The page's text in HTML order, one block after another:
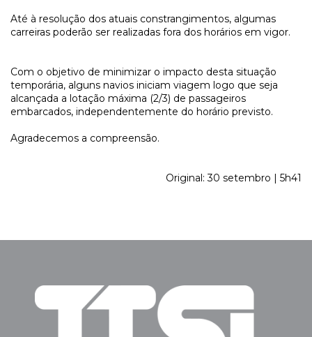
Até à resolução dos atuais constrangimentos, algumas
carreiras poderão ser realizadas fora dos horários em vigor.
Com o objetivo de minimizar o impacto desta situação
temporária, alguns navios iniciam viagem logo que seja
alcançada a lotação máxima (2/3) de passageiros
embarcados, independentemente do horário previsto.
Agradecemos a compreensão.
Original: 30 setembro | 5h41